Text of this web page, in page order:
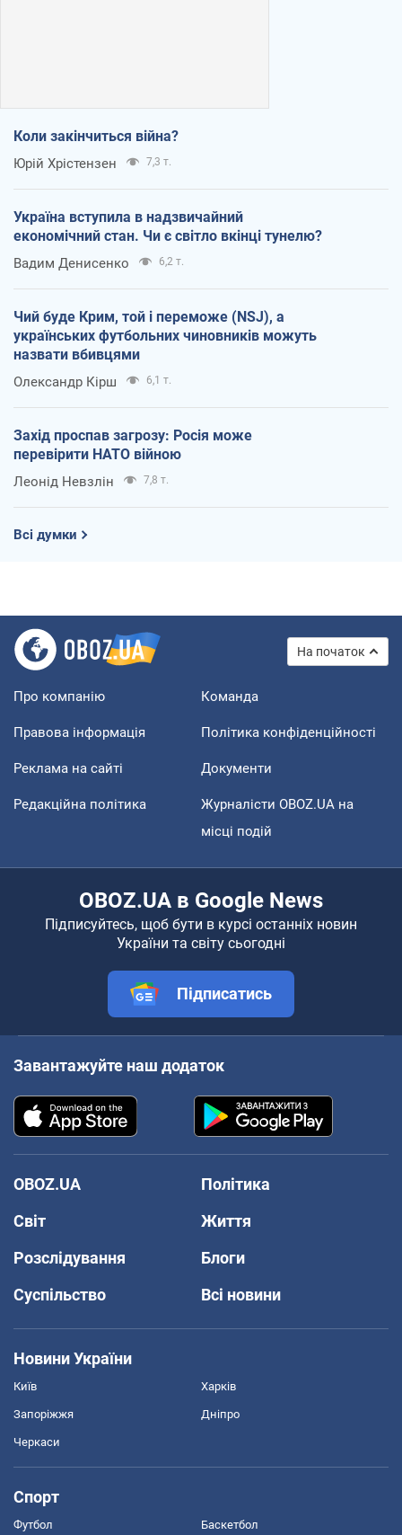
Коли закінчиться війна?
Юрій Хрістензен 7,3 т.
Україна вступила в надзвичайний
економічний стан. Чи є світло вкінці тунелю?
Вадим Денисенко 6,2 т.
Чий буде Крим, той і переможе (NSJ), а
українських футбольних чиновників можуть
назвати вбивцями
Олександр Кірш 6,1 т.
Захід проспав загрозу: Росія може
перевірити НАТО війною
Леонід Невзлін 7,8 т.
Всі думки
На початок
Про компанію Команда
Правова інформація Політика конфіденційності
Реклама на сайті Документи
Редакційна політика
Журналісти OBOZ.UA на
місці подій
OBOZ.UA в Google News
Підписуйтесь, щоб бути в курсі останніх новин
України та світу сьогодні
Підписатись
Завантажуйте наш додаток
OBOZ.UA
Політика
Світ
Життя
Розслідування
Блоги
Суспільство
Всі новини
Новини України
Київ Харків
Запоріжжя Дніпро
Черкаси
Спорт
Футбол Баскетбол